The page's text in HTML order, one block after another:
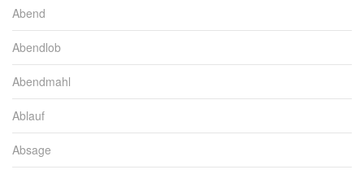
Abend
Abendlob
Abendmahl
Ablauf
Absage